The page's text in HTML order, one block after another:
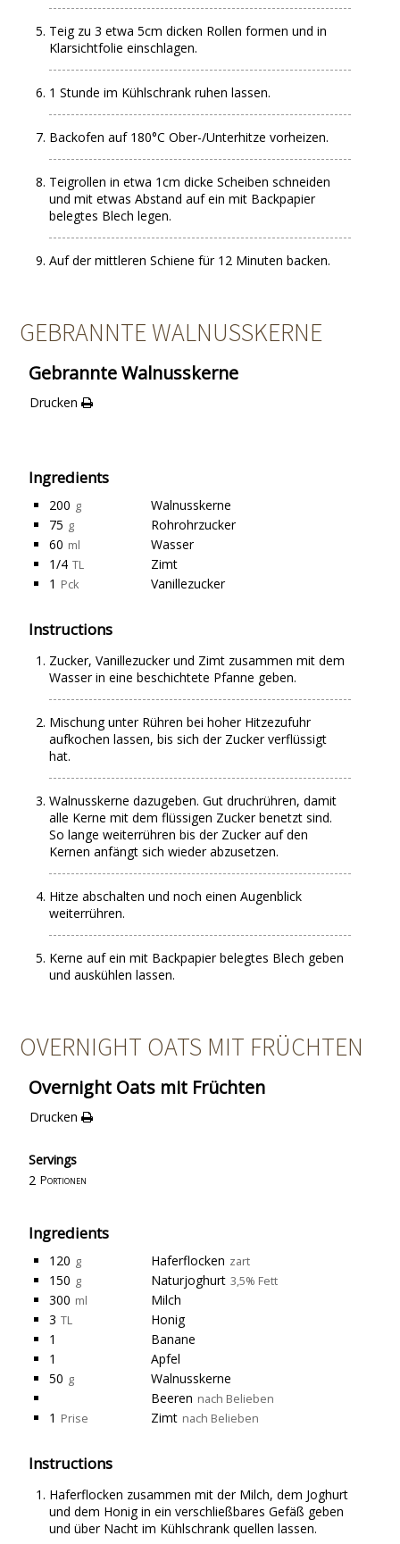
Teig zu 3 etwa 5cm dicken Rollen formen und in
Klarsichtfolie einschlagen.
1 Stunde im Kühlschrank ruhen lassen.
Backofen auf 180°C Ober-/Unterhitze vorheizen.
Teigrollen in etwa 1cm dicke Scheiben schneiden
und mit etwas Abstand auf ein mit Backpapier
belegtes Blech legen.
Auf der mittleren Schiene für 12 Minuten backen.
GEBRANNTE WALNUSSKERNE
Gebrannte Walnusskerne
Drucken
Ingredients
200 g
Walnusskerne
75 g
Rohrohrzucker
60 ml
Wasser
1/4 TL
Zimt
1 Pck Vanillezucker
Instructions
Zucker, Vanillezucker und Zimt zusammen mit dem
Wasser in eine beschichtete Pfanne geben.
Mischung unter Rühren bei hoher Hitzezufuhr
aufkochen lassen, bis sich der Zucker verflüssigt
hat.
Walnusskerne dazugeben. Gut druchrühren, damit
alle Kerne mit dem flüssigen Zucker benetzt sind.
So lange weiterrühren bis der Zucker auf den
Kernen anfängt sich wieder abzusetzen.
Hitze abschalten und noch einen Augenblick
weiterrühren.
Kerne auf ein mit Backpapier belegtes Blech geben
und auskühlen lassen.
OVERNIGHT OATS MIT FRÜCHTEN
Overnight Oats mit Früchten
Drucken
Servings
2 Portionen
Ingredients
120 g Haferflocken zart
150 g Naturjoghurt 3,5% Fett
300 ml
Milch
3 TL
Honig
1
Banane
1
Apfel
50 g
Walnusskerne
Beeren nach Belieben
1 Prise Zimt nach Belieben
Instructions
Haferflocken zusammen mit der Milch, dem Joghurt
und dem Honig in ein verschließbares Gefäß geben
und über Nacht im Kühlschrank quellen lassen.